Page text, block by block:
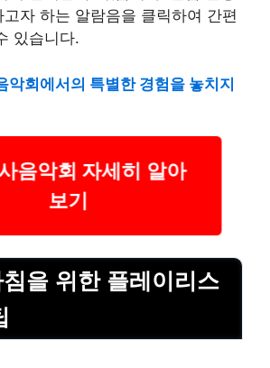
자 하는 알람음을 클릭하여 간편
있습니다.
악회에서의 특별한 경험을 놓치지
음악회 자세히 알아
보기
을 위한 플레이리스